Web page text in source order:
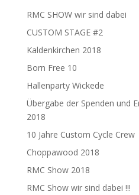
RMC SHOW wir sind dabei
CUSTOM STAGE #2
Kaldenkirchen 2018
Born Free 10
Hallenparty Wickede
Übergabe der Spenden und
2018
10 Jahre Custom Cycle Crew
Choppawood 2018
RMC Show 2018
RMC Show wir sind dabei !!!